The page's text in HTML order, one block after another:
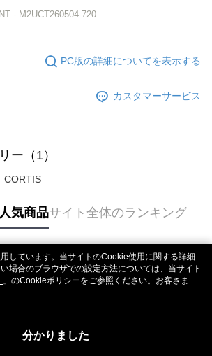
- M2UCT260504-720
PC版の詳細についてを表示する
カスタマーサービス
ー（1）
CORTIS
気商品サイト全体のランキング
しています。当サイトのCookie使用に関する詳細
場合のブラウザでの設定方法については、当サイト
」のCookieポリシーをご参照ください。お客さま
用される場合、当社がサイト利用規約のCookieポリ
分かりました